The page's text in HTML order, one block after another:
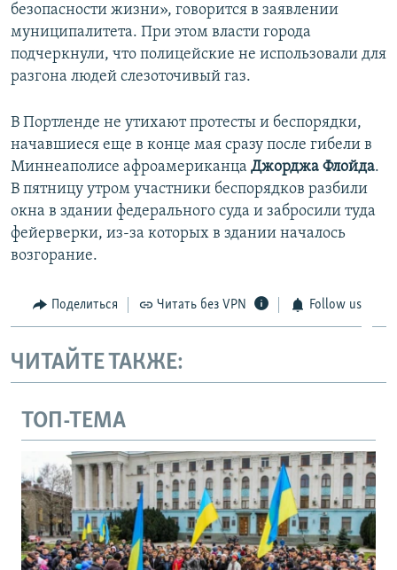
безопасности жизни», говорится в заявлении
муниципалитета. При этом власти города
подчеркнули, что полицейские не использовали для
разгона людей слезоточивый газ.
В Портленде не утихают протесты и беспорядки,
начавшиеся еще в конце мая сразу после гибели в
Миннеаполисе афроамериканца Джорджа Флойда.
В пятницу утром участники беспорядков разбили
окна в здании федерального суда и забросили туда
фейерверки, из-за которых в здании началось
возгорание.
Поделиться Читать без VPN Follow us
ЧИТАЙТЕ ТАКЖЕ:
ТОП-ТЕМА